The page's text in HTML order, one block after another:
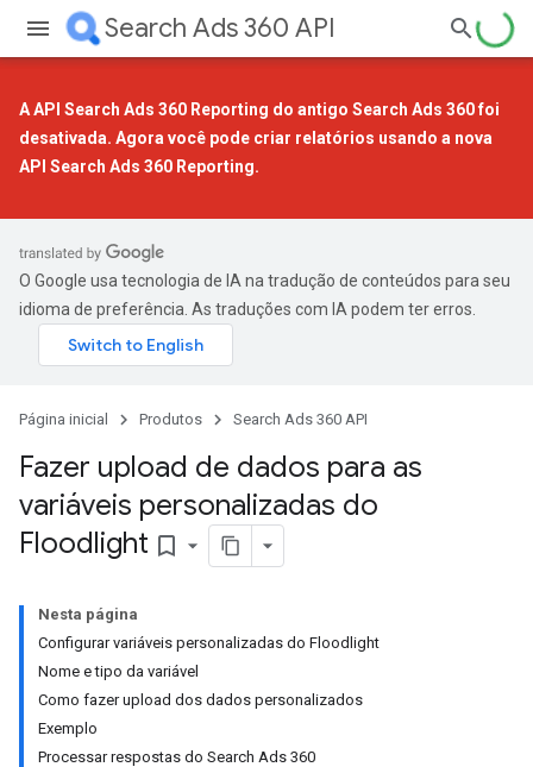
Search Ads 360 API
A API Search Ads 360 Reporting do antigo Search Ads 360 foi
desativada. Agora você pode criar relatórios usando a nova
API Search Ads 360 Reporting.
O Google usa tecnologia de IA na tradução de conteúdos para seu
idioma de preferência. As traduções com IA podem ter erros.
Página inicial Produtos Search Ads 360 API
Fazer upload de dados para as
variáveis personalizadas do
Floodlight bookmark_border
Nesta página
Configurar variáveis personalizadas do Floodlight
Nome e tipo da variável
Como fazer upload dos dados personalizados
Exemplo
Processar respostas do Search Ads 360